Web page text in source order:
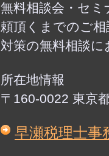
無料相談会・セ
頼頂くまでのご
対策の無料相談
所在地情報
〒160-0022 東京
早瀬税理士事